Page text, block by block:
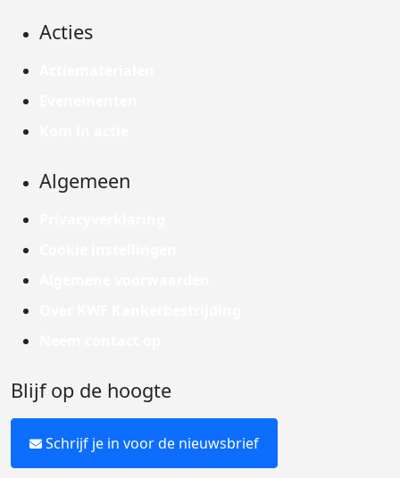
Acties
Algemeen
Blijf op de hoogte
Schrijf je in voor de nieuwsbrief